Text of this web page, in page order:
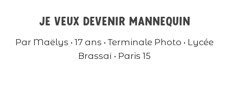
Je veux devenir mannequin
Par Maëlys • 17 ans • Terminale Photo • Lycée
Brassaï • Paris 15